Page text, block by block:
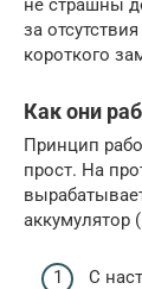
не страшны
за
короткого
Как они
Принцип
прост. На
аккумулятор
С